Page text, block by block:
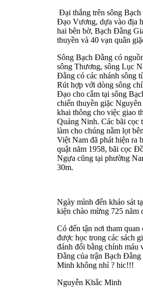
Đại thắng trên sông
Đạo Vương, dựa vào địa
hai bên bờ, Bạch Đằng
thuyền và 40 vạn quân
Sông Bạch Đằng có
sông Thương, sông Lục
Đằng có các nhánh sông
Rút hợp với dòng sông
Đạo cho cắm tại sông
chiến thuyền giặc
khai thông cho việc giao
Quảng Ninh. Các bãi cọc
làm cho chúng nằm lọt
Việt Nam đã phát hiện ra
quật năm 1958, bãi cọc
Ngựa cũng tại phường
30m.
Ngày mình đến khảo sát
kiện chào mừng 725
Có đến tận nơi tham
được học trong các sách
đánh đổi bằng chính máu
Đằng của trận Bạch Đằng
Minh không nhỉ ? hic!!!
Nguyễn Khắc Minh